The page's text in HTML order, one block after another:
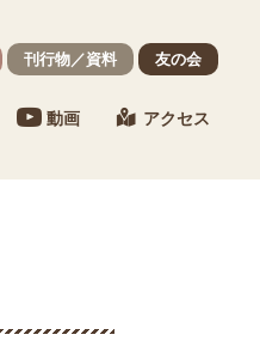
刊行物／資料 友の会
動画 アクセス